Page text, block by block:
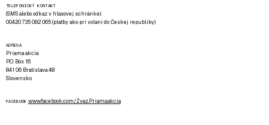
TELEFONICKÝ KONTAKT
(SMS alebo odkaz v hlasovej schránke):
00420 735 082 065 (platby ako pri volaní do Českej republiky)
ADRESA
Priama akcia
P.O. Box 16
841 06 Bratislava 48
Slovensko
FACEBOOK www.facebook.com/Zvaz.Priama.akcia